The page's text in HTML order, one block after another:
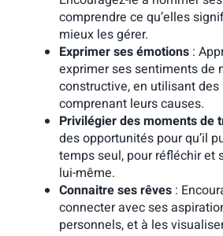
comprendre ce qu’elles
mieux les gérer.
Exprimer ses émotions:
exprimer ses sentiments de
constructive, en utilisant
comprenant leurs causes.
Privilégier des moments de
des opportunités pour qu’il
temps seul, pour réfléchir et
lui-même.
Connaitre ses rêves:
connecter avec ses
personnels, et à les